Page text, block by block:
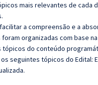
mais relevantes de
a compreensão e a
organizadas com base
tópicos do conteúdo
seguintes tópicos do Edital: